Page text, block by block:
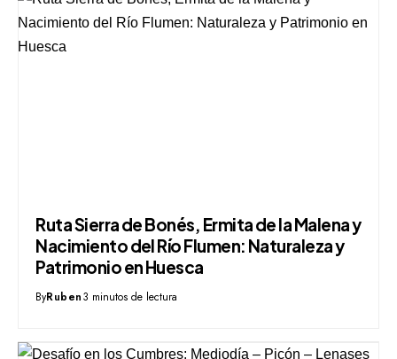
Ruta Sierra de Bonés, Ermita de la Malena y
Nacimiento del Río Flumen: Naturaleza y
Patrimonio en Huesca
ByRuben3 minutos de lectura